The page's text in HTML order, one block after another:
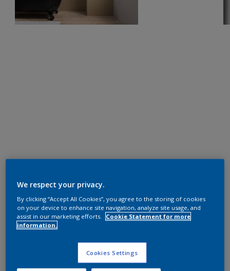
We respect your privacy.
By clicking “Accept All Cookies”, you agree to the storing of cookies
on your device to enhance site navigation, analyze site usage, and
assist in our marketing efforts.
Cookie Statement for more
information.
Cookies Settings